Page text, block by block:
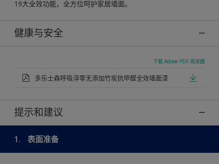
19大全效功能，全方位呵护家居墙面。
健康与安全
下载 Adobe PDF 阅读器
多乐士森呼吸淳零无添加竹炭抗甲醛全效墙面漆
提示和建议
1. 表面准备